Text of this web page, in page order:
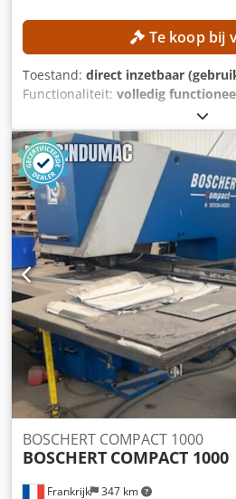
Te koop bij
Toestand: direct inzetbaar
Functionaliteit: volledig
200 kg
werkende lengte:1.560 mm, De
de machine zijn vernieuwd: Festo-
Gloednieuw Labod-
lagers van de Y-as TECHNISCHE
1.560 × 3.080 mm Csdpfx Aqjzl
herpositionering: max. 9.999 mm
stanskracht: max. 280 kN
Positioneersnelheid van de X-as:
Positioneersnelheid van de Y-as:
Gelijktijdige positioneersnelheid
m/min Aantal slagen met
slagen/min Aantal slagen met
slagen/min Opmerking: De
gedemonteerd.
Frankrijk 347 km
BOSCHERT COMPACT 1000
BOSCHERT COMPACT 1000